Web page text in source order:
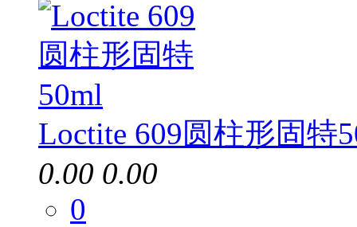
Loctite 609圆柱形固特
0.00 0.00
0